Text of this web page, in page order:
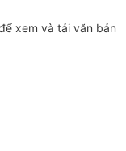
xem và tải văn bản